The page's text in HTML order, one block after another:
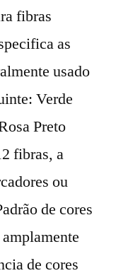
fibras
as
usado
Verde
Preto
fibras, a
ou
de cores
de cores